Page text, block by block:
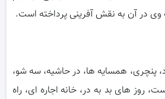
در آن به نقش آفرینی پرداخته است.
پنچری، همسایه ها، در حاشیه، سه شو،
روز های بد به در، خانه اجاره ای، راه